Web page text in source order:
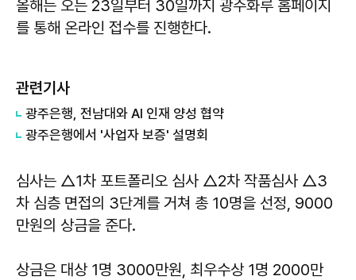
올해는 오는 23일부터 30일까지 광주화루 홈페이지
를 통해 온라인 접수를 진행한다.
관련기사
광주은행, 전남대와 AI 인재 양성 협약
광주은행에서 '사업자 보증' 설명회
심사는 △1차 포트폴리오 심사 △2차 작품심사 △3
차 심층 면접의 3단계를 거쳐 총 10명을 선정, 9000
만원의 상금을 준다.
상금은 대상 1명 3000만원, 최우수상 1명 2000만